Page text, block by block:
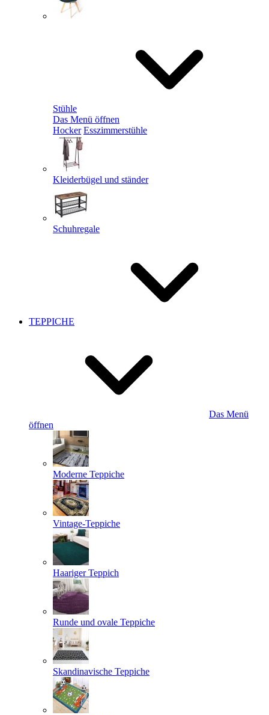
Stühle
Das Menü öffnen
Hocker Esszimmerstühle
Kleiderbügel und ständer
Schuhregale
TEPPICHE
Das Menü
öffnen
Moderne Teppiche
Vintage-Teppiche
Haariger Teppich
Runde und ovale Teppiche
Skandinavische Teppiche